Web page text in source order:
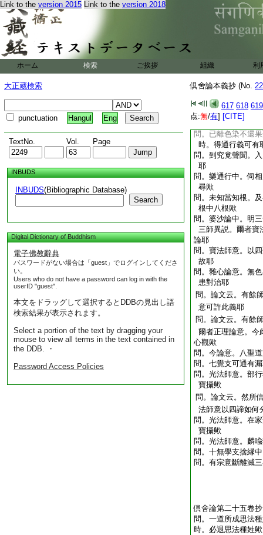
Link to the version 2015 Link to the version 2018
ホーム 検索 ご挨拶 組織 利
大正蔵検索
punctuation Hangul Eng
TextNo. Vol. Page
INBUDS
INBUDS(Bibliographic Database)
Search
Digital Dictionary of Buddhism
電子佛教辭典
パスワードがない場合は「guest」でログインしてくださ
い。
Users who do not have a password can log in with the
userID "guest".
本文をドラッグして選択するとDDBの見出し語
検索結果が表示されます。
Select a portion of the text by dragging your
mouse to view all terms in the text contained in
the DDB. ・
Password Access Policies
倶舍論本義抄 (No.
617 618 619
点:無/有] [CITE]
煩惱時必可捨滅盡
問。分離非想地染
惱退時。必可退滅
問。退法種姓阿羅
問。正理論意。不
所得功徳耶
問。用樂遲苦速二
無學聖者耶
問。可有用苦遲樂
耶
問。欲界善心。現
問。已離色染不還
時。得通行義可有
問。到究竟聲聞。
耶
問。樂通行中。伺
尋歟
問。未知當知根。
根中八根歟
問。婆沙論中。明
三師異説。爾者寶
論耶
問。寶法師意。以
故耶
問。雜心論意。無
患對治耶
問。論文云。有餘
意可許此義耶
問。論文云。有餘
爾者正理論意。今
心觀歟
問。今論意。八聖
問。七覺支可通有
問。光法師意。部
寶攝歟
問。論文云。然所
法師意以四諦如何
問。光法師意。在
寶攝歟
問。光法師意。麟
問。十無學支捨縁
問。有宗意斷離滅
倶舍論第二十五卷抄
問。一道所成思法
時。必退思法種姓歟